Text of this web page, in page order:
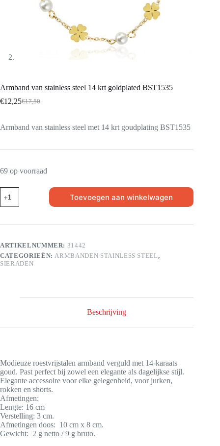
Armband van stainless steel 14 krt goldplated BST1535
€17,50
€12,25
Armband van stainless steel met 14 krt goudplating BST1535
69 op voorraad
Toevoegen aan winkelwagen
ARTIKELNUMMER: 31442
CATEGORIEËN:ARMBANDEN STAINLESS STEEL,
SIERADEN
Beschrijving
Modieuze roestvrijstalen armband verguld met 14-karaats
goud. Past perfect bij zowel een elegante als dagelijkse stijl.
Elegante accessoire voor elke gelegenheid, voor jurken,
rokken en shorts.
Afmetingen:
Lengte: 16 cm
Verstelling: 3 cm.
Afmetingen doos: 10 cm x 8 cm.
Gewicht: 2 g netto / 9 g bruto.